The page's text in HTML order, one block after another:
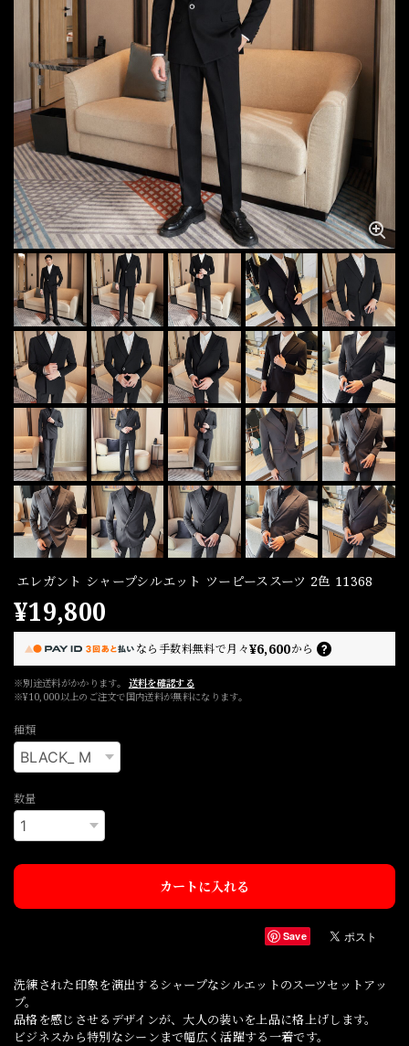
エレガント シャープシルエット ツーピーススーツ 2色 11368
¥19,800
なら手数料無料で月々¥6,600から
※別途送料がかかります。
送料を確認する
※¥10,000以上のご注文で国内送料が無料になります。
種類
数量
カートに入れる
Save
洗練された印象を演出するシャープなシルエットのスーツセットアッ
プ。
品格を感じさせるデザインが、大人の装いを上品に格上げします。
ビジネスから特別なシーンまで幅広く活躍する一着です。